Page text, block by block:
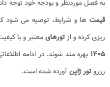
به فصل موردنظر و بودجه خود توجه
قیمت ها و شرایط، توصیه می شود
ریزی کرده و ازتورهایمعتبر و با
۱۴۰۵ بهره مند شوند. در ادامه
رزروتور ژاپنآورده شده است.